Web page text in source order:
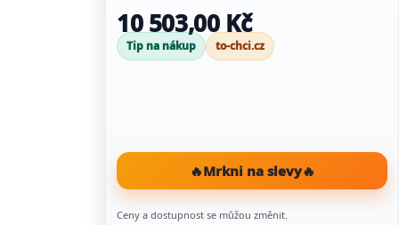
10 503,00 Kč
Tip na nákup to-chci.cz
🔥Mrkni na slevy🔥
Ceny a dostupnost se můžou změnit.